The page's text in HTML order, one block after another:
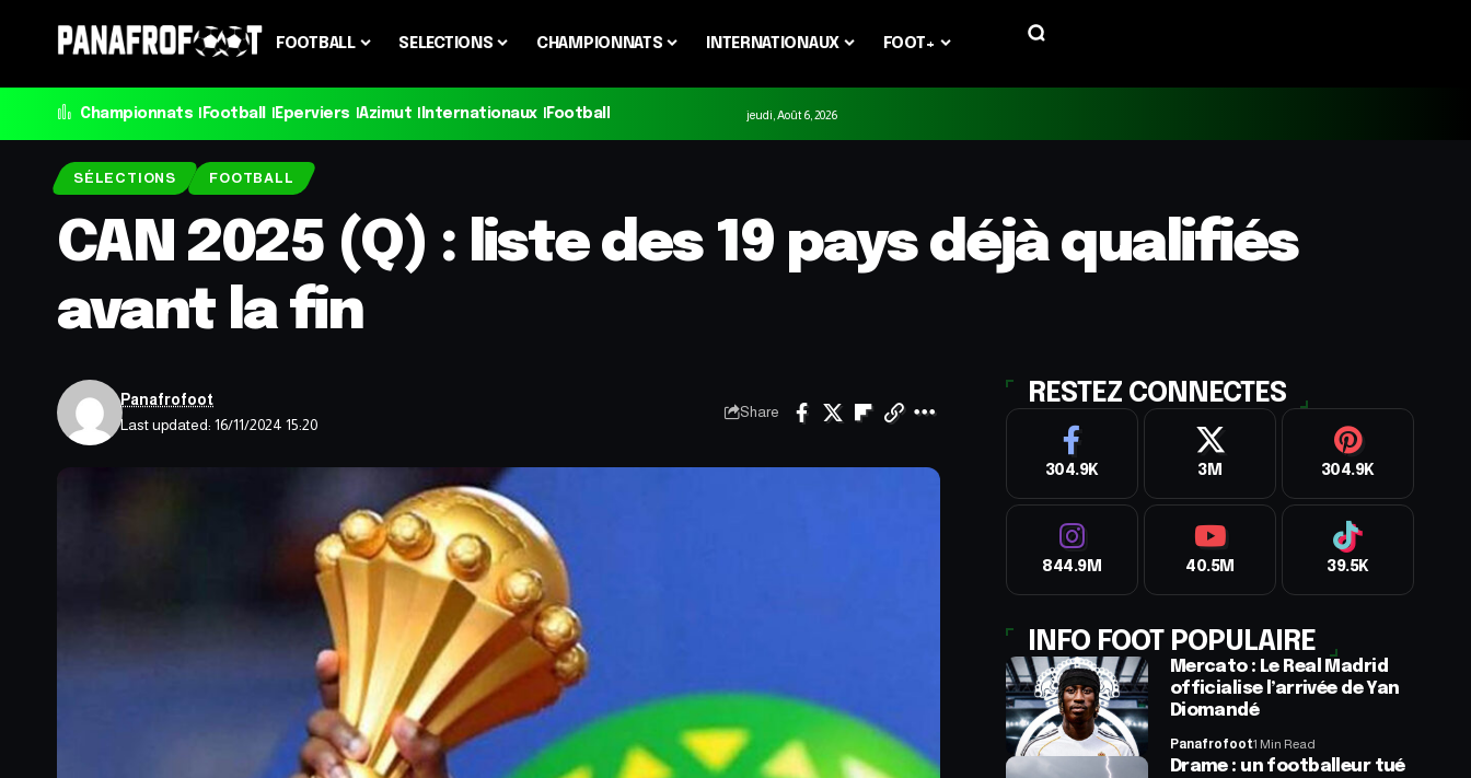
FOOTBALL SELECTIONS CHAMPIONNATS INTERNATIONAUX FOOT+
Championnats Football Eperviers Azimut Internationaux Football jeudi, Août 6, 2026
SÉLECTIONS FOOTBALL
CAN 2025 (Q) : liste des 19 pays déjà qualifiés
avant la fin
Last updated: 16/11/2024 15:20
Panafrofoot
Share
RESTEZ CONNECTES
304.9K 3M 304.9K
844.9M 40.5M 39.5K
INFO FOOT POPULAIRE
Mercato : Le Real Madrid
officialise l’arrivée de Yan
Diomandé
Panafrofoot1 Min Read
Drame : un footballeur tué